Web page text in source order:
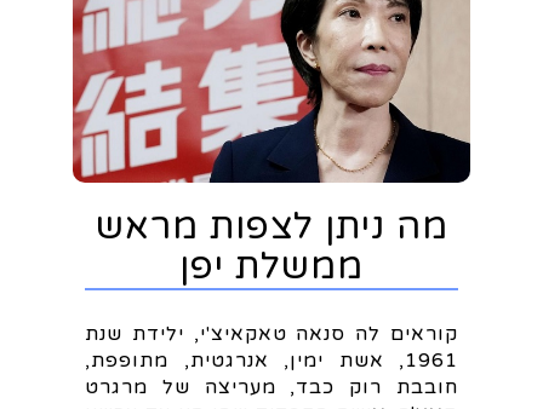
מה ניתן לצפות מראש
ממשלת יפן
קוראים לה סנאה טאקאיצ'י, ילידת שנת
1961, אשת ימין, אנרגטית, מתופפת,
חובבת רוק כבד, מעריצה של מרגרט